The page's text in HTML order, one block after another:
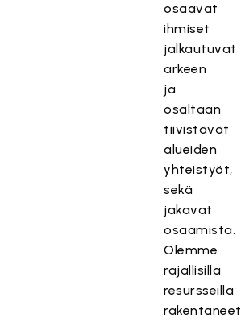
osaavat
ihmiset
jalkautuvat
arkeen
ja
osaltaan
tiivistävät
alueiden
yhteistyöt,
sekä
jakavat
osaamista.
Olemme
rajallisilla
resursseilla
rakentaneet